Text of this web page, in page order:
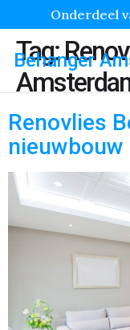
Onderdeel
Behanger
Tag:
Renovlies